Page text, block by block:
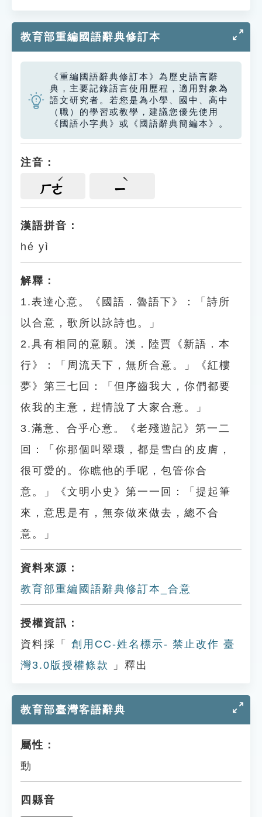
教育部重編國語辭典修訂本
《重編國語辭典修訂本》為歷史語言辭
典，主要記錄語言使用歷程，適用對象為
語文研究者。若您是為小學、國中、高中
（職）的學習或教學，建議您優先使用
《國語小字典》或《國語辭典簡編本》。
注音：
ㄏㄜ ㄧ
漢語拼音：
hé yì
解釋：
1.表達心意。《國語．魯語下》：「詩所
以合意，歌所以詠詩也。」
2.具有相同的意願。漢．陸賈《新語．本
行》：「周流天下，無所合意。」《紅樓
夢》第三七回：「但序齒我大，你們都要
依我的主意，趕情說了大家合意。」
3.滿意、合乎心意。《老殘遊記》第一二
回：「你那個叫翠環，都是雪白的皮膚，
很可愛的。你瞧他的手呢，包管你合
意。」《文明小史》第一一回：「提起筆
來，意思是有，無奈做來做去，總不合
意。」
資料來源：
教育部重編國語辭典修訂本_合意
授權資訊：
資料採「
創用CC-姓名標示- 禁止改作 臺
灣3.0版授權條款
」釋出
教育部臺灣客語辭典
屬性：
動
四縣音